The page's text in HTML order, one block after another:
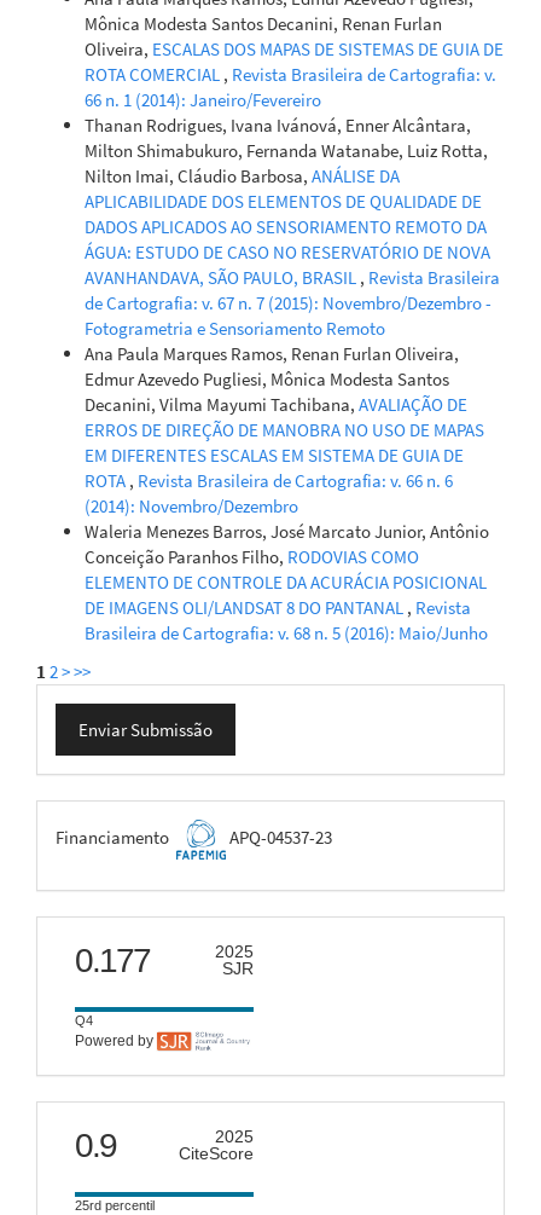
Mônica Modesta Santos Decanini, Renan Furlan
Oliveira, ESCALAS DOS MAPAS DE SISTEMAS DE GUIA DE
ROTA COMERCIAL , Revista Brasileira de Cartografia: v.
66 n. 1 (2014): Janeiro/Fevereiro
Thanan Rodrigues, Ivana Ivánová, Enner Alcântara,
Milton Shimabukuro, Fernanda Watanabe, Luiz Rotta,
Nilton Imai, Cláudio Barbosa, ANÁLISE DA
APLICABILIDADE DOS ELEMENTOS DE QUALIDADE DE
DADOS APLICADOS AO SENSORIAMENTO REMOTO DA
ÁGUA: ESTUDO DE CASO NO RESERVATÓRIO DE NOVA
AVANHANDAVA, SÃO PAULO, BRASIL , Revista Brasileira
de Cartografia: v. 67 n. 7 (2015): Novembro/Dezembro -
Fotogrametria e Sensoriamento Remoto
Ana Paula Marques Ramos, Renan Furlan Oliveira,
Edmur Azevedo Pugliesi, Mônica Modesta Santos
Decanini, Vilma Mayumi Tachibana, AVALIAÇÃO DE
ERROS DE DIREÇÃO DE MANOBRA NO USO DE MAPAS
EM DIFERENTES ESCALAS EM SISTEMA DE GUIA DE
ROTA , Revista Brasileira de Cartografia: v. 66 n. 6
(2014): Novembro/Dezembro
Waleria Menezes Barros, José Marcato Junior, Antônio
Conceição Paranhos Filho, RODOVIAS COMO
ELEMENTO DE CONTROLE DA ACURÁCIA POSICIONAL
DE IMAGENS OLI/LANDSAT 8 DO PANTANAL , Revista
Brasileira de Cartografia: v. 68 n. 5 (2016): Maio/Junho
1 2>>>
Enviar
Submissão
Enviar Submissão
FAPEMIG
Financiamento APQ-04537-23
scimago
0.177
2025
SJR
Q4
Powered by
citescore
0.9
2025
CiteScore
25rd percentil